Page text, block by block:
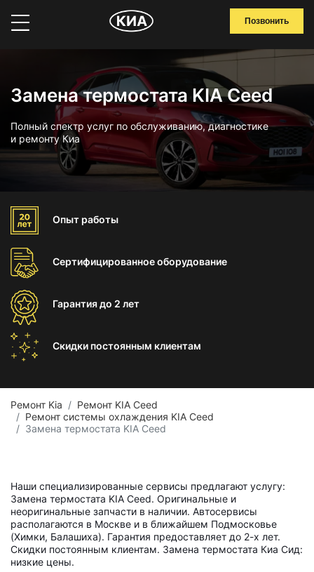
Позвонить
Замена термостата KIA Ceed
Полный спектр услуг по обслуживанию, диагностике
и ремонту Киа
Опыт работы
Сертифицированноеоборудование
Гарантиядо 2 лет
Скидки постоянным клиентам
Ремонт Kia
Ремонт KIA Ceed
Ремонт системы охлаждения KIA Ceed
Замена термостата KIA Ceed
Наши специализированные сервисы предлагают услугу:
Замена термостата KIA Ceed. Оригинальные и
неоригинальные запчасти в наличии. Автосервисы
располагаются в Москве и в ближайшем Подмосковье
(Химки, Балашиха). Гарантия предоставляет до 2-х лет.
Скидки постоянным клиентам. Замена термостата Киа Сид:
низкие цены.